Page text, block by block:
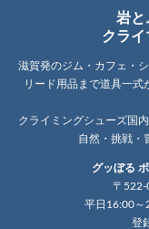
岩と
クライ
滋賀発のジム・カフェ・
リード用品まで道具一式
クライミングシューズ国
自然・挑戦・
グッぼる
〒522-
平日16:00～
登